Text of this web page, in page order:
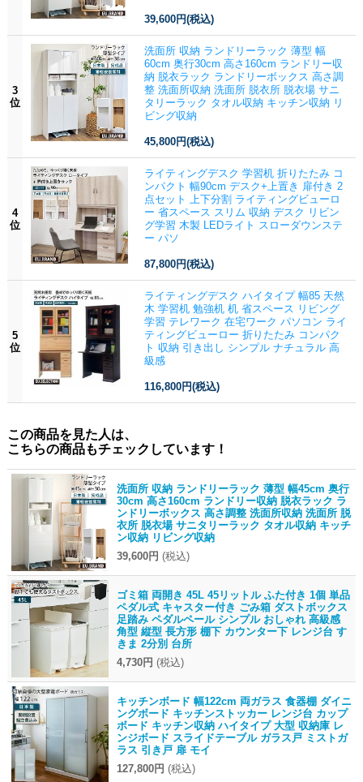
39,600円(税込)
3
位
洗面所 収納 ランドリーラック 薄型 幅
60cm 奥行30cm 高さ160cm ランドリー収
納 脱衣ラック ランドリーボックス 高さ調
整 洗面所収納 洗面所 脱衣所 脱衣場 サニ
タリーラック タオル収納 キッチン収納 リ
ビング収納
45,800円(税込)
4
位
ライティングデスク 学習机 折りたたみ コ
ンパクト 幅90cm デスク+上置き 扉付き 2
点セット 上下分割 ライティングビューロ
ー 省スペース スリム 収納 デスク リビン
グ学習 木製 LEDライト スローダウンステ
ー パソ
87,800円(税込)
5
位
ライティングデスク ハイタイプ 幅85 天然
木 学習机 勉強机 机 省スペース リビング
学習 テレワーク 在宅ワーク パソコン ライ
ティングビューロー 折りたたみ コンパク
ト 収納 引き出し シンプル ナチュラル 高
級感
116,800円(税込)
この商品を見た人は、
こちらの商品もチェックしています！
洗面所 収納 ランドリーラック 薄型 幅45cm 奥行
30cm 高さ160cm ランドリー収納 脱衣ラック ラ
ンドリーボックス 高さ調整 洗面所収納 洗面所 脱
衣所 脱衣場 サニタリーラック タオル収納 キッチ
ン収納 リビング収納
39,600円 (税込)
ゴミ箱 両開き 45L 45リットル ふた付き 1個 単品
ペダル式 キャスター付き ごみ箱 ダストボックス
足踏み ペダルペール シンプル おしゃれ 高級感
角型 縦型 長方形 棚下 カウンター下 レンジ台 す
きま 2分別 台所
4,730円 (税込)
キッチンボード 幅122cm 両ガラス 食器棚 ダイニ
ングボード キッチンストッカー レンジ台 カップ
ボード キッチン収納 ハイタイプ 大型 収納庫 レ
ンジボード スライドテーブル ガラス戸 ミストガ
ラス 引き戸 扉 モイ
127,800円 (税込)